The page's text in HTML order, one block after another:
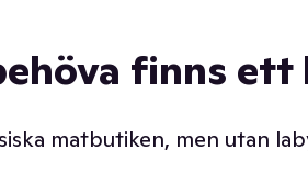
finns
matbutiken, men utan